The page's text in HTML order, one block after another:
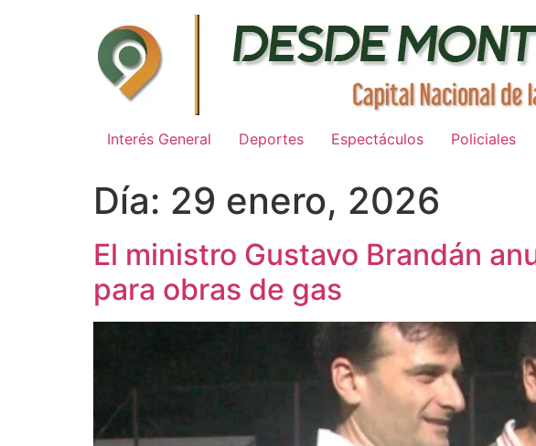
Interés General Deportes Espectáculos Policiales
Día: 29 enero, 2026
El ministro Gustavo Brandán
para obras de gas